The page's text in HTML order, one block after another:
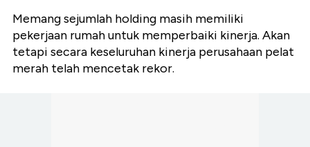
Memang sejumlah holding masih memiliki
pekerjaan rumah untuk memperbaiki kinerja. Akan
tetapi secara keseluruhan kinerja perusahaan pelat
merah telah mencetak rekor.